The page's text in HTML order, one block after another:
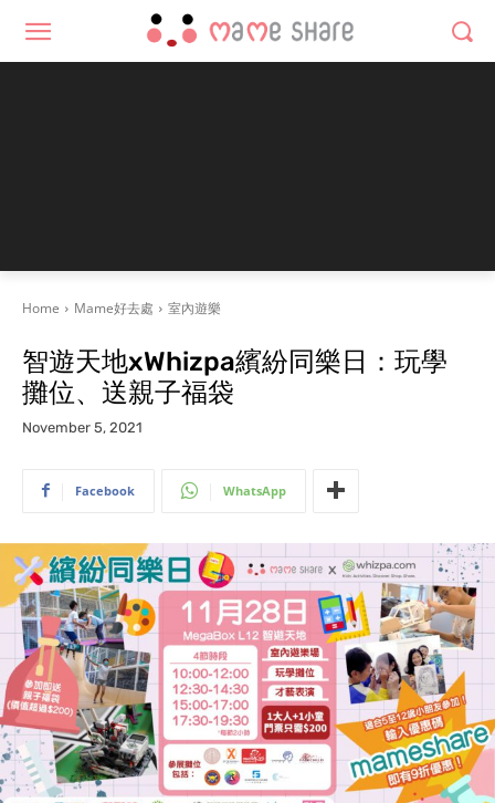
Home Mame好去處 室內遊樂
智遊天地xWhizpa繽紛同樂日：玩學
攤位、送親子福袋
November 5, 2021
Facebook WhatsApp